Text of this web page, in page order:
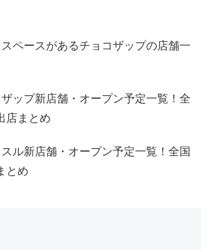
スペースがあるチョコザップの店舗一
ザップ新店舗・オープン予定一覧！全
店まとめ
スル新店舗・オープン予定一覧！全国
とめ